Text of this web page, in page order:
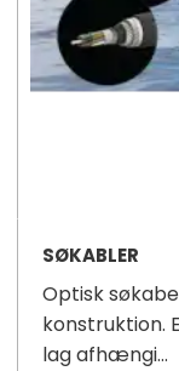
SØKABLER
Optisk
lag afhængi...